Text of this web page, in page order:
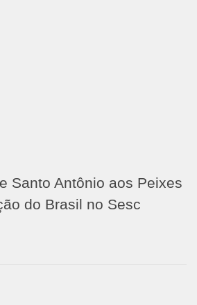
Santo Antônio aos Peixes
do Brasil no Sesc